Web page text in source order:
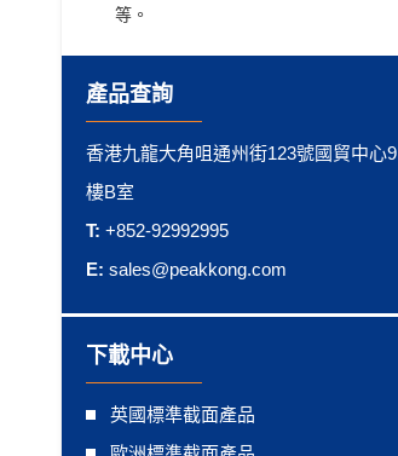
等。
產品查詢
香港九龍大角咀通州街123號國貿中心9
樓B室
T: +852-92992995
E: sales@peakkong.com
下載中心
英國標準截面產品